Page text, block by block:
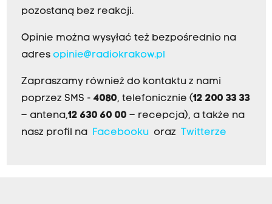
pozostaną bez reakcji.
Opinie można wysyłać też bezpośrednio na
adres opinie@radiokrakow.pl
Zapraszamy również do kontaktu z nami
poprzez SMS - 4080, telefonicznie (12 200 33 33
– antena,12 630 60 00 – recepcja), a także na
nasz profil na
Facebookuoraz Twitterze